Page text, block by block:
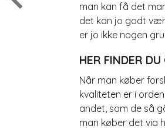
man kan få det
det kan jo godt
er jo ikke nogen
HER FINDER
Når man køber
kvaliteten er i
andet, som de så
man køber det via